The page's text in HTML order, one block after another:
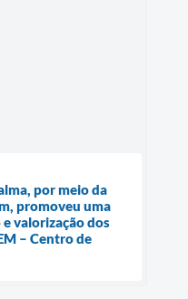
por meio da
promoveu uma
valorização dos
– Centro de